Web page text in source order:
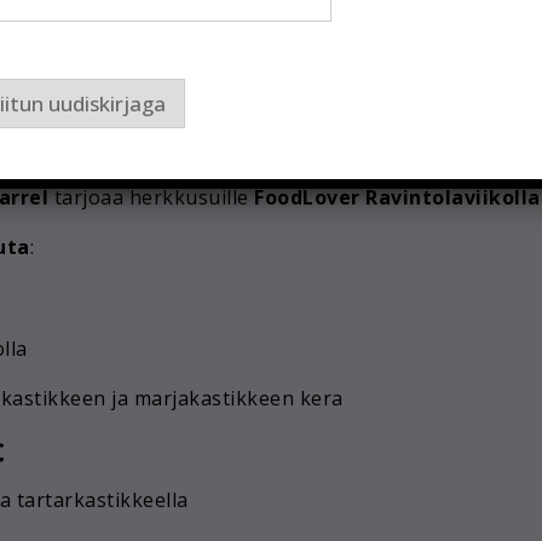
tästä paikasta tulee varmasti yksi Tallinnan
tarjoaa herkkusuilleFoodLover
:
ja marjakastikkeen kera
tartarkastikkeella
uudiskirjaga